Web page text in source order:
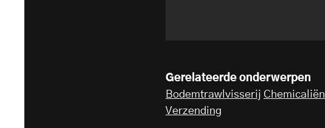
Gerelateerde onderwerpen
Bodemtrawlvisserij Chemicaliën
Verzending